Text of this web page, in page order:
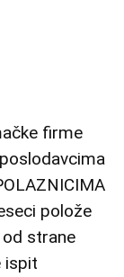
firme
polože
strane
ispit